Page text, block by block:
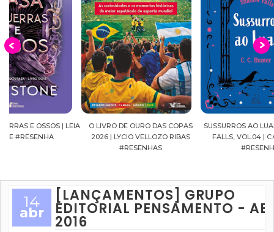
O LIVRO DE OURO DAS COPAS
2026 | LYCIO VELLOZO RIBAS
SUSSURROS AO LUAR | SHADOW
FALLS, VOL.04 | C.C.HUNTER
14
abr
[LANÇAMENTOS] GRUPO
EDITORIAL PENSAMENTO -
2016